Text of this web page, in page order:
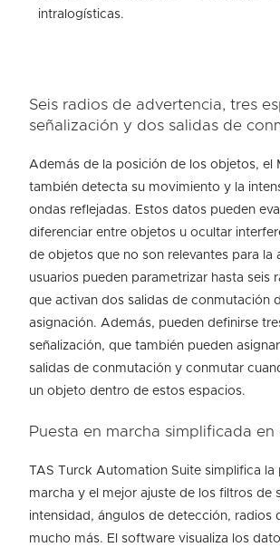
intralogísticas.
Seis radios de advertencia, tres
señalización y dos salidas de
Además de la posición de los objetos, el
también detecta su movimiento y la
ondas reflejadas. Estos datos pueden
diferenciar entre objetos u ocultar
de objetos que no son relevantes para la
usuarios pueden parametrizar hasta seis
que activan dos salidas de conmutación
asignación. Además, pueden definirse
señalización, que también pueden
salidas de conmutación y conmutar
un objeto dentro de estos espacios.
Puesta en marcha simplificada en
TAS Turck Automation Suite simplifica la
marcha y el mejor ajuste de los filtros de
intensidad, ángulos de detección, radios
mucho más. El software visualiza los